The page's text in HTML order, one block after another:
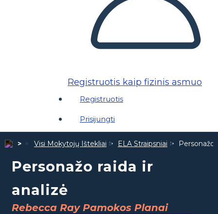
Registruotis kaip fizinis asmuo
Registruotis
Prisijungti
Visi Mokytojų Ištekliai ELA Straipsniai Personažo
Personažo raida ir
analizė
Rebecca Ray Pamokos Planai